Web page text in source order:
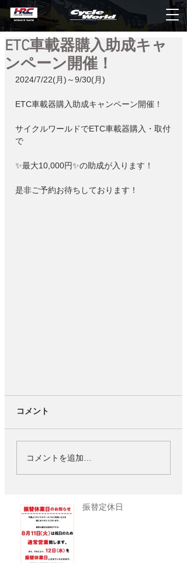
ETC車載器購入助成キャ
ンペーン開催！
2024/7/22(月)～9/30(月)
ETC車載器購入助成キャンペーン開催！
サイクルワールドでETC車載器購入・取付
で
✨最大10,000円✨の助成が入ります！
是非ご予約お待ちしております！
コメント
コメントを追加…
振替定休日